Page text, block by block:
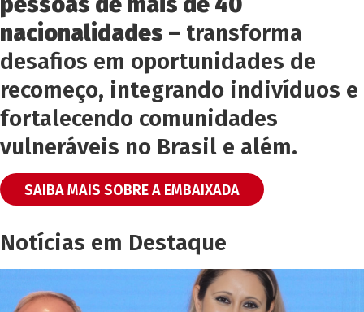
nacionalidades – transforma
desafios em oportunidades de
recomeço, integrando indivíduos e
fortalecendo comunidades
vulneráveis no Brasil e além.
SAIBA MAIS SOBRE A EMBAIXADA
Notícias em Destaque